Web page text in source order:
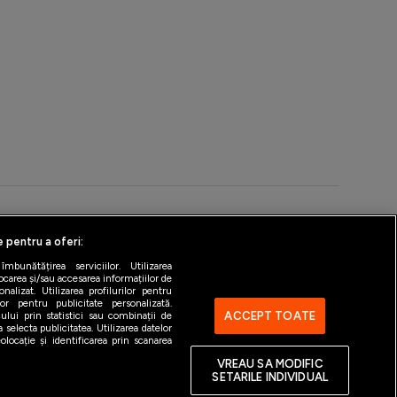
Gestionați preferințele
pentru a oferi:
serviciilor. Utilizarea
și/sau accesarea informațiilor de
Utilizarea profilurilor pentru
pentru publicitate personalizată.
prin statistici sau combinații de
publicitatea. Utilizarea datelor
și identificarea prin scanarea
ACCEPT TOATE
VREAU SA MODIFIC
SETARILE INDIVIDUAL